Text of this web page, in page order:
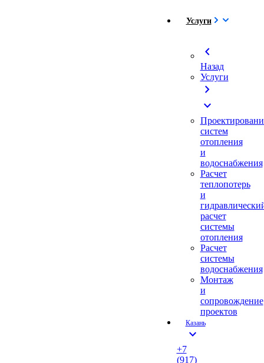
Услуги
chevron_left
Назад
Услуги
chevron_right
expand_more
систем
отопления
и
водоснабжения
Расчет
теплопотерь
и
расчет
системы
отопления
Расчет
системы
водоснабжения
Монтаж
и
сопровождение
проектов
Казань
expand_more
+7
(917)